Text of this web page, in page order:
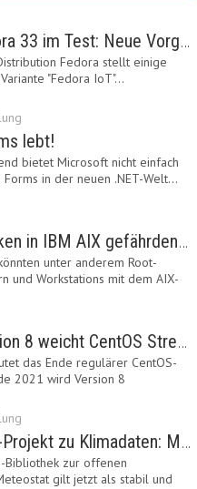
heise+ | Fedora 33 im Test: Neue Vorgaben mit Btrfs, Systemd-Resolved und zRAM
Fedora stellt einige
"Fedora IoT"…
lebt!
bietet Microsoft nicht einfach
in der neuen .NET-Welt…
Kritische Lücken in IBM AIX gefährden Server
unter anderem Root-
und Workstations mit dem AIX-
CentOS: Version 8 weicht CentOS Stream
das Ende regulärer CentOS-
2021 wird Version 8
Open-Source-Projekt zu Klimadaten: Meteostat Python Library 1.0 erschienen
Bibliothek zur offenen
gilt jetzt als stabil und